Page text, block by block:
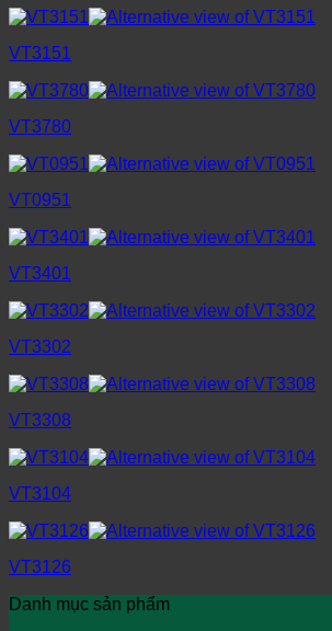
VT3151
VT3780
VT0951
VT3401
VT3302
VT3308
VT3104
VT3126
Danh mục sản phẩm